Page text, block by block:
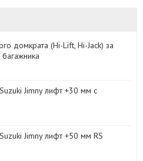
домкрата (Hi-Lift, Hi-Jack) за
Jimny лифт +30 мм с
Jimny лифт +50 мм RS